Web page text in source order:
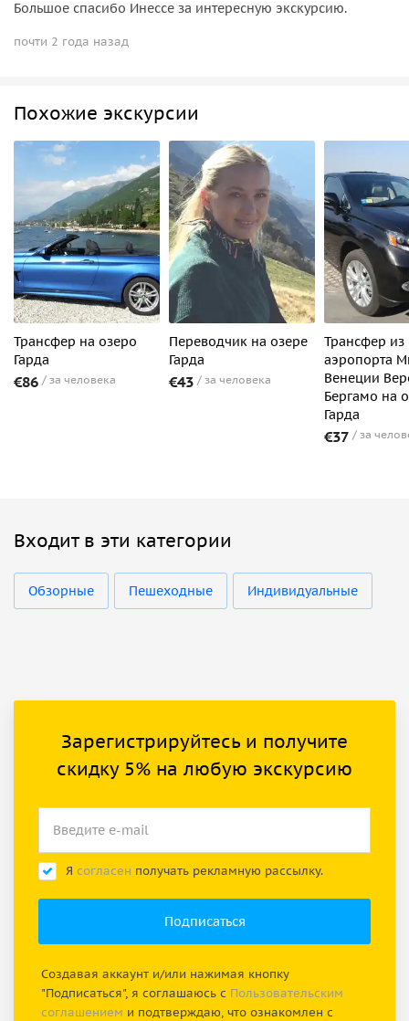
Большое спасибо Инессе за интересную экскурсию.
почти 2 года назад
Похожие экскурсии
Трансфер на озеро
Гарда
€86 за человека
Переводчик на озере
Гарда
€43 за человека
Трансфер из
аэропорта
Венеции
Бергамо на
Гарда
€37 за
Входит в эти категории
Обзорные Пешеходные Индивидуальные
Зарегистрируйтесь и получите
скидку 5% на любую экскурсию
Я согласен получать рекламную рассылку.
Создавая аккаунт и/или нажимая кнопку
"Подписаться", я соглашаюсь с Пользовательским
соглашением и подтверждаю, что ознакомлен с